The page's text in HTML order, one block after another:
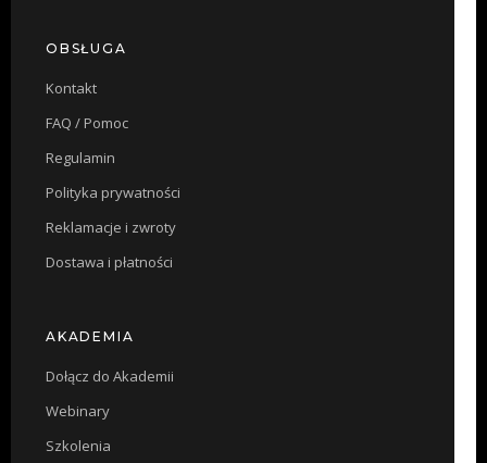
OBSŁUGA
Kontakt
FAQ / Pomoc
Regulamin
Polityka prywatności
Reklamacje i zwroty
Dostawa i płatności
AKADEMIA
Dołącz do Akademii
Webinary
Szkolenia